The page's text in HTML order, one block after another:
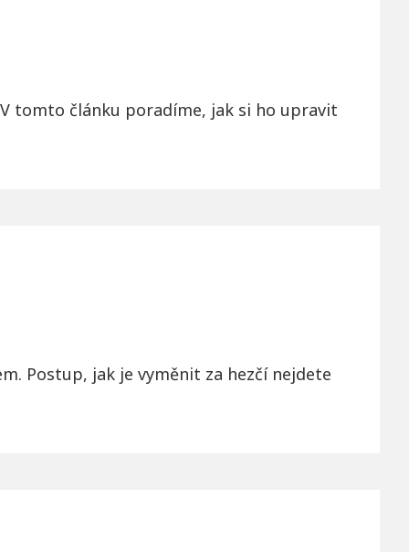
tomto článku poradíme, jak si ho upravit
Postup, jak je vyměnit za hezčí nejdete